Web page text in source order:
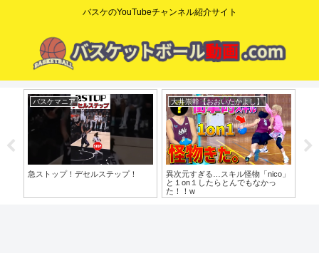
バスケのYouTubeチャンネル紹介サイト
dunkman yoshi
やっと〇〇の意図がわかりました
NBA Times /NBAタイムズ
見せ方だけがNBAを動かす時
代…”本物の技術”が埋もれた理由